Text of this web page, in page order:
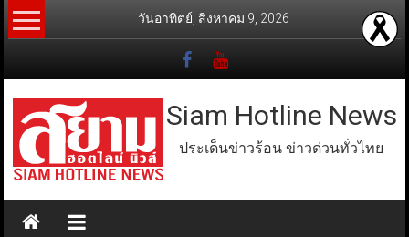
Skip
to
วันอาทิตย์, สิงหาคม 9, 2026
Siam Hotline News
ประเด็นข่าวร้อน ข่าวด่วนทั่วไทย